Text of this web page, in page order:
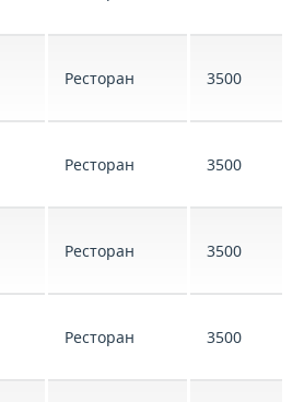
Ресторан 3500
Ресторан 3500
Ресторан 3500
Ресторан 3500